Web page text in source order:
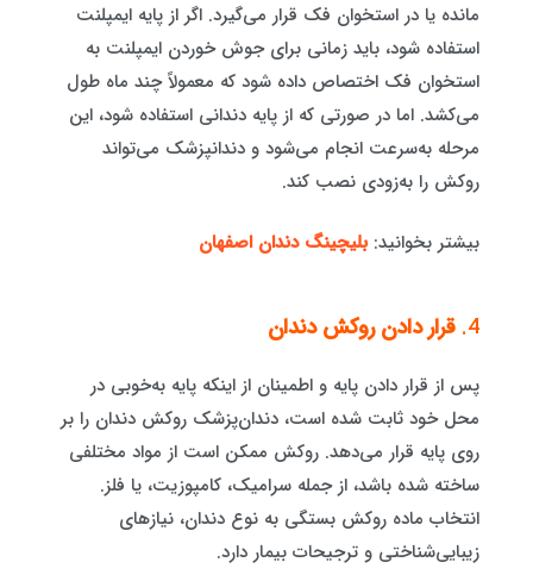
مانده یا در استخوان فک قرار می‌گیرد. اگر از پایه ایمپلنت
استفاده شود، باید زمانی برای جوش خوردن ایمپلنت به
استخوان فک اختصاص داده شود که معمولاً چند ماه طول
می‌کشد. اما در صورتی که از پایه دندانی استفاده شود، این
مرحله به‌سرعت انجام می‌شود و دندانپزشک می‌تواند
روکش را به‌زودی نصب کند.
بیشتر بخوانید:بلیچینگ دندان اصفهان
4. قرار دادن روکش دندان
پس از قرار دادن پایه و اطمینان از اینکه پایه به‌خوبی در
محل خود ثابت شده است، دندان‌پزشک روکش دندان را بر
روی پایه قرار می‌دهد. روکش ممکن است از مواد مختلفی
ساخته شده باشد، از جمله سرامیک، کامپوزیت، یا فلز.
انتخاب ماده روکش بستگی به نوع دندان، نیازهای
زیبایی‌شناختی و ترجیحات بیمار دارد.